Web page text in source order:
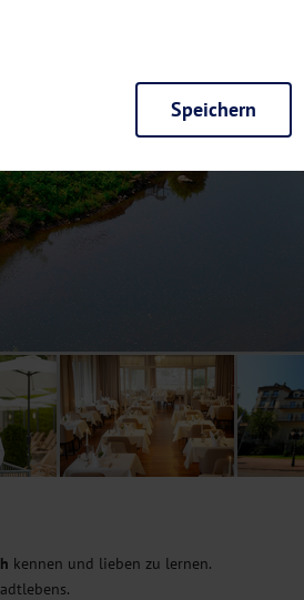
kennen und lieben zu lernen.
und ermöglichen beispielsweise
unserer Seite schneller zur Verfügung zu
erfassen wir anonymisierte Daten für
und den Effekt bestimmter Seiten unseres
und Facebook. Durch diese Dienste
Weitere Hinweise zu der Verarbeitung
in den
passend zu Ihren Interessen anzuzeigen.
Speichern